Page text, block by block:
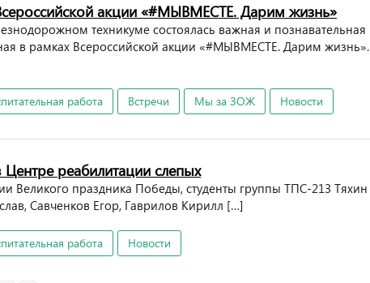
акции «#МЫВМЕСТЕ. Дарим жизнь»
техникуме состоялась важная и познавательная
в рамках Всероссийской акции «#МЫВМЕСТЕ. Дарим жизнь».
работа Встречи Мы за ЗОЖ Новости
реабилитации слепых
Великого праздника Победы, студенты группы ТПС-213 Тяхин
Савченков Егор, Гаврилов Кирилл […]
работа Новости